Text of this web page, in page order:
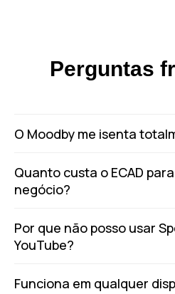
Perguntas
O Moodby me isenta
Quanto custa o ECAD
negócio?
Por que não posso usar
YouTube?
Funciona em qualquer